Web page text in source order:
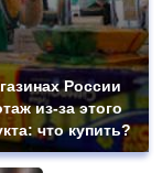
России
из-за этого
что купить?